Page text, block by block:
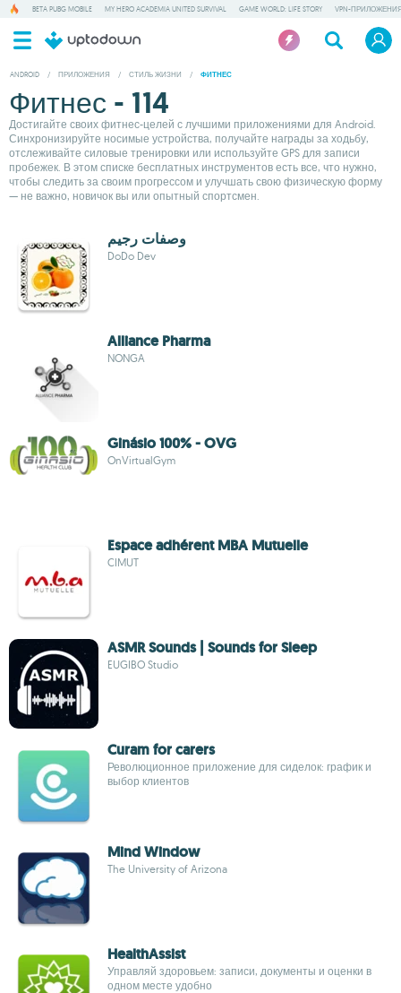
BETA PUBG MOBILE MY HERO ACADEMIA UNITED SURVIVAL GAME WORLD: LIFE STORY VPN-
ANDROID / ПРИЛОЖЕНИЯ / СТИЛЬ ЖИЗНИ / ФИТНЕС
Фитнес - 114
Достигайте своих фитнес-целей с лучшими приложениями для Android.
Синхронизируйте носимые устройства, получайте награды за ходьбу,
отслеживайте силовые тренировки или используйте GPS для записи
пробежек. В этом списке бесплатных инструментов есть все, что нужно,
чтобы следить за своим прогрессом и улучшать свою физическую форму
— не важно, новичок вы или опытный спортсмен.
وصفات رجيم
DoDo Dev
Alliance Pharma
NONGA
Ginásio 100% - OVG
OnVirtualGym
Espace adhérent MBA Mutuelle
CIMUT
ASMR Sounds | Sounds for Sleep
EUGIBO Studio
Curam for carers
Революционное приложение для сиделок: график и
выбор клиентов
Mind Window
The University of Arizona
HealthAssist
Управляй здоровьем: записи, документы и оценки в
одном месте удобно